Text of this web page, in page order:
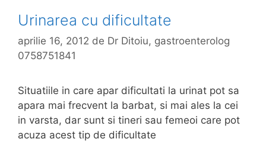
Urinarea cu dificultate
aprilie 16, 2012 de Dr Ditoiu, gastroenterolog
0758751841
Situatiile in care apar dificultati la urinat pot sa
apara mai frecvent la barbat, si mai ales la cei
in varsta, dar sunt si tineri sau femeoi care pot
acuza acest tip de dificultate